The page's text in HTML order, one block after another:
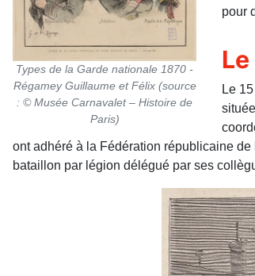
Types de la Garde nationale 1870 -
Régamey Guillaume et Félix (source
: © Musée Carnavalet – Histoire de
Paris)
pour
Le
ont adhéré à la Fédération républicaine
bataillon par légion délégué par ses